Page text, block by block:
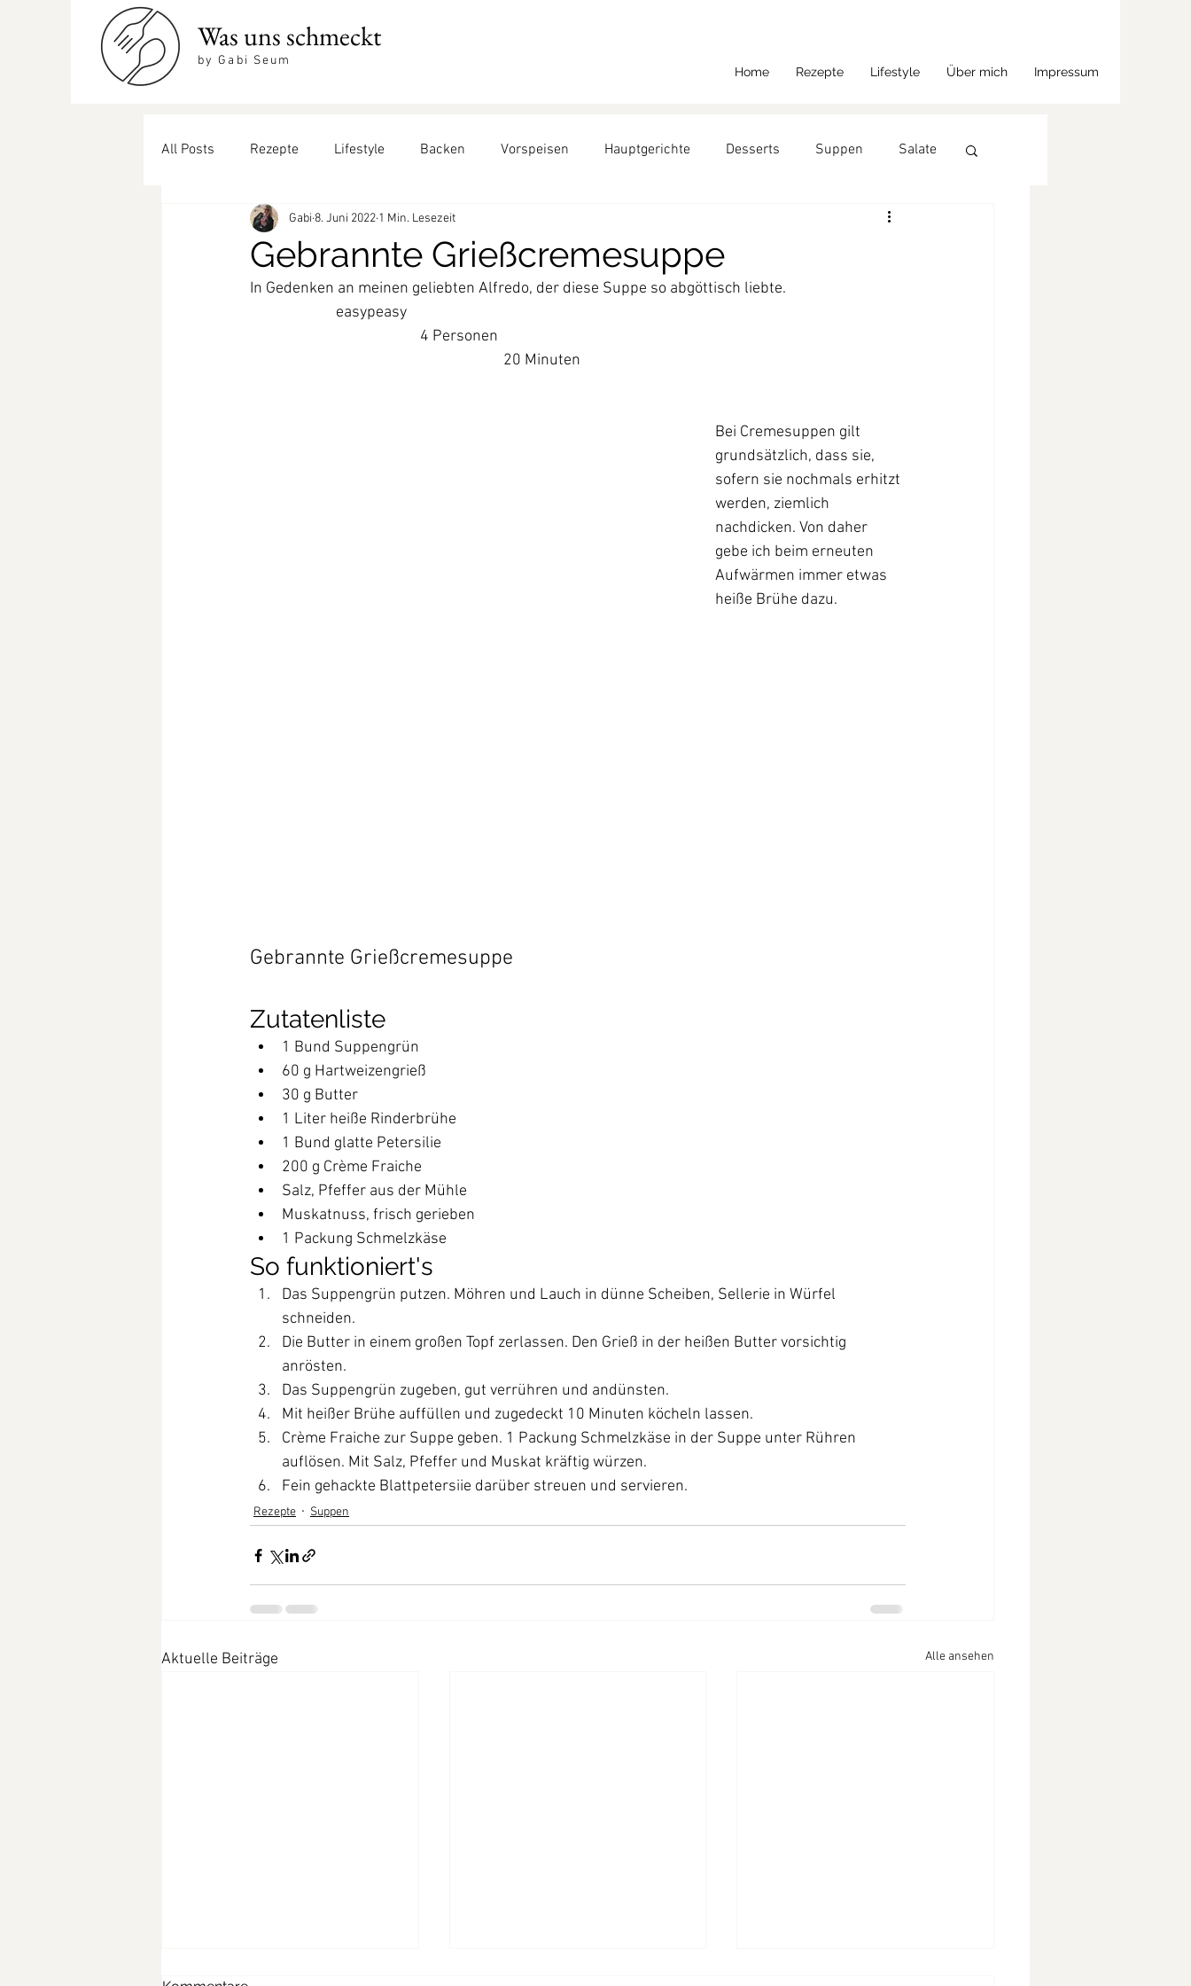
Was uns schmeckt
by Gabi Seum
Home Rezepte Lifestyle Über mich Impressum
All Posts Rezepte Lifestyle Backen Vorspeisen Hauptgerichte Desserts Suppen Salate
coole Drinks Backen für Richard
Gebrannte Grießcremesuppe
Gabi 8. Juni 2022 1 Min. Lesezeit
In Gedenken an meinen geliebten Alfredo, der diese Suppe so abgöttisch liebte.
easypeasy
4 Personen
20 Minuten
Bei Cremesuppen gilt
grundsätzlich, dass sie,
sofern sie nochmals erhitzt
werden, ziemlich
nachdicken. Von daher
gebe ich beim erneuten
Aufwärmen immer etwas
heiße Brühe dazu.
Gebrannte Grießcremesuppe
Zutatenliste
1 Bund Suppengrün
60 g Hartweizengrieß
30 g Butter
1 Liter heiße Rinderbrühe
1 Bund glatte Petersilie
200 g Crème Fraiche
Salz, Pfeffer aus der Mühle
Muskatnuss, frisch gerieben
1 Packung Schmelzkäse
So funktioniert's
Das Suppengrün putzen. Möhren und Lauch in dünne Scheiben, Sellerie in Würfel
schneiden.
Die Butter in einem großen Topf zerlassen. Den Grieß in der heißen Butter vorsichtig
anrösten.
Das Suppengrün zugeben, gut verrühren und andünsten.
Mit heißer Brühe auffüllen und zugedeckt 10 Minuten köcheln lassen.
Crème Fraiche zur Suppe geben. 1 Packung Schmelzkäse in der Suppe unter Rühren
auflösen. Mit Salz, Pfeffer und Muskat kräftig würzen.
Fein gehackte Blattpetersiie darüber streuen und servieren.
Rezepte Suppen
Aktuelle Beiträge Alle ansehen